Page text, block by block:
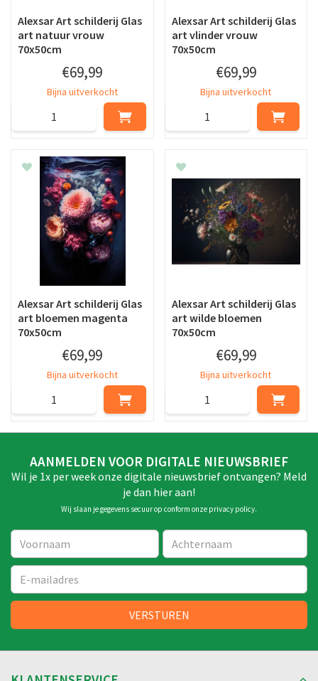
Alexsar Art schilderij Glas
art natuur vrouw
70x50cm
€69,99
Bijna uitverkocht
Alexsar Art schilderij Glas
art vlinder vrouw
70x50cm
€69,99
Bijna uitverkocht
Alexsar Art schilderij Glas
art bloemen magenta
70x50cm
€69,99
Bijna uitverkocht
Alexsar Art schilderij Glas
art wilde bloemen
70x50cm
€69,99
Bijna uitverkocht
AANMELDEN VOOR DIGITALE NIEUWSBRIEF
Wil je 1x per week onze digitale nieuwsbrief ontvangen? Meld
je dan hier aan!
Wij slaan je gegevens secuur op conform onze privacy policy.